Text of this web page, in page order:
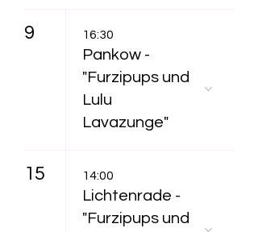
9 16:30
Pankow -
"Furzipups und
Lulu
Lavazunge"
15 14:00
Lichtenrade -
"Furzipups und